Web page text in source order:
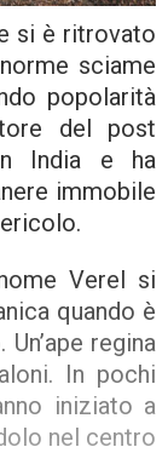
si è ritrovato
sciame
popolarità
del post
India e ha
immobile
Verel si
quando è
regina
In pochi
iniziato a
nel centro